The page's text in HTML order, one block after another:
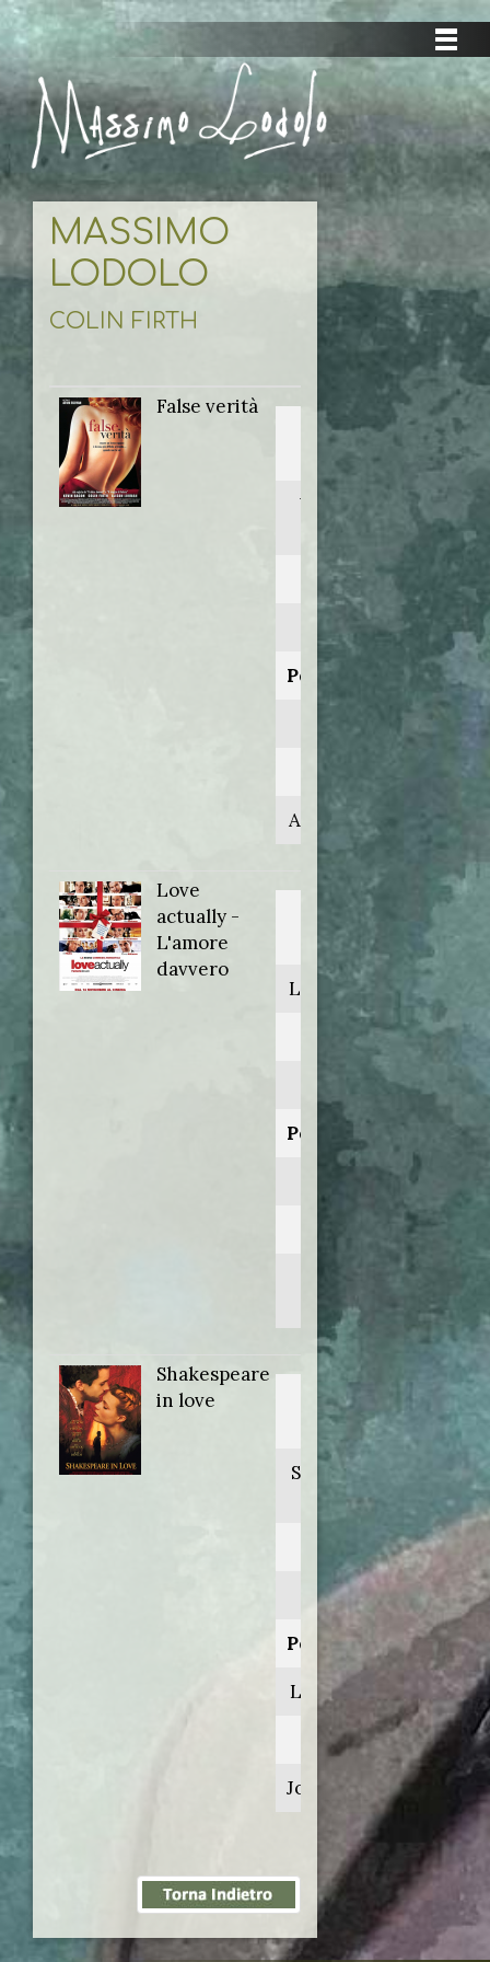
MASSIMO
LODOLO
COLIN FIRTH
False verità
Titolo
originale:
Where the
truth lies
Anno:
Personaggio:
Vince
Atom Egoyan
Love
actually -
L'amore
davvero
Titolo
originale:
Love actually
Anno:
Personaggio:
Curtis
Shakespeare
in love
Titolo
originale:
Shakespeare
in love
1998
Personaggio:
Lord Wessex
Regia di:
John Madden